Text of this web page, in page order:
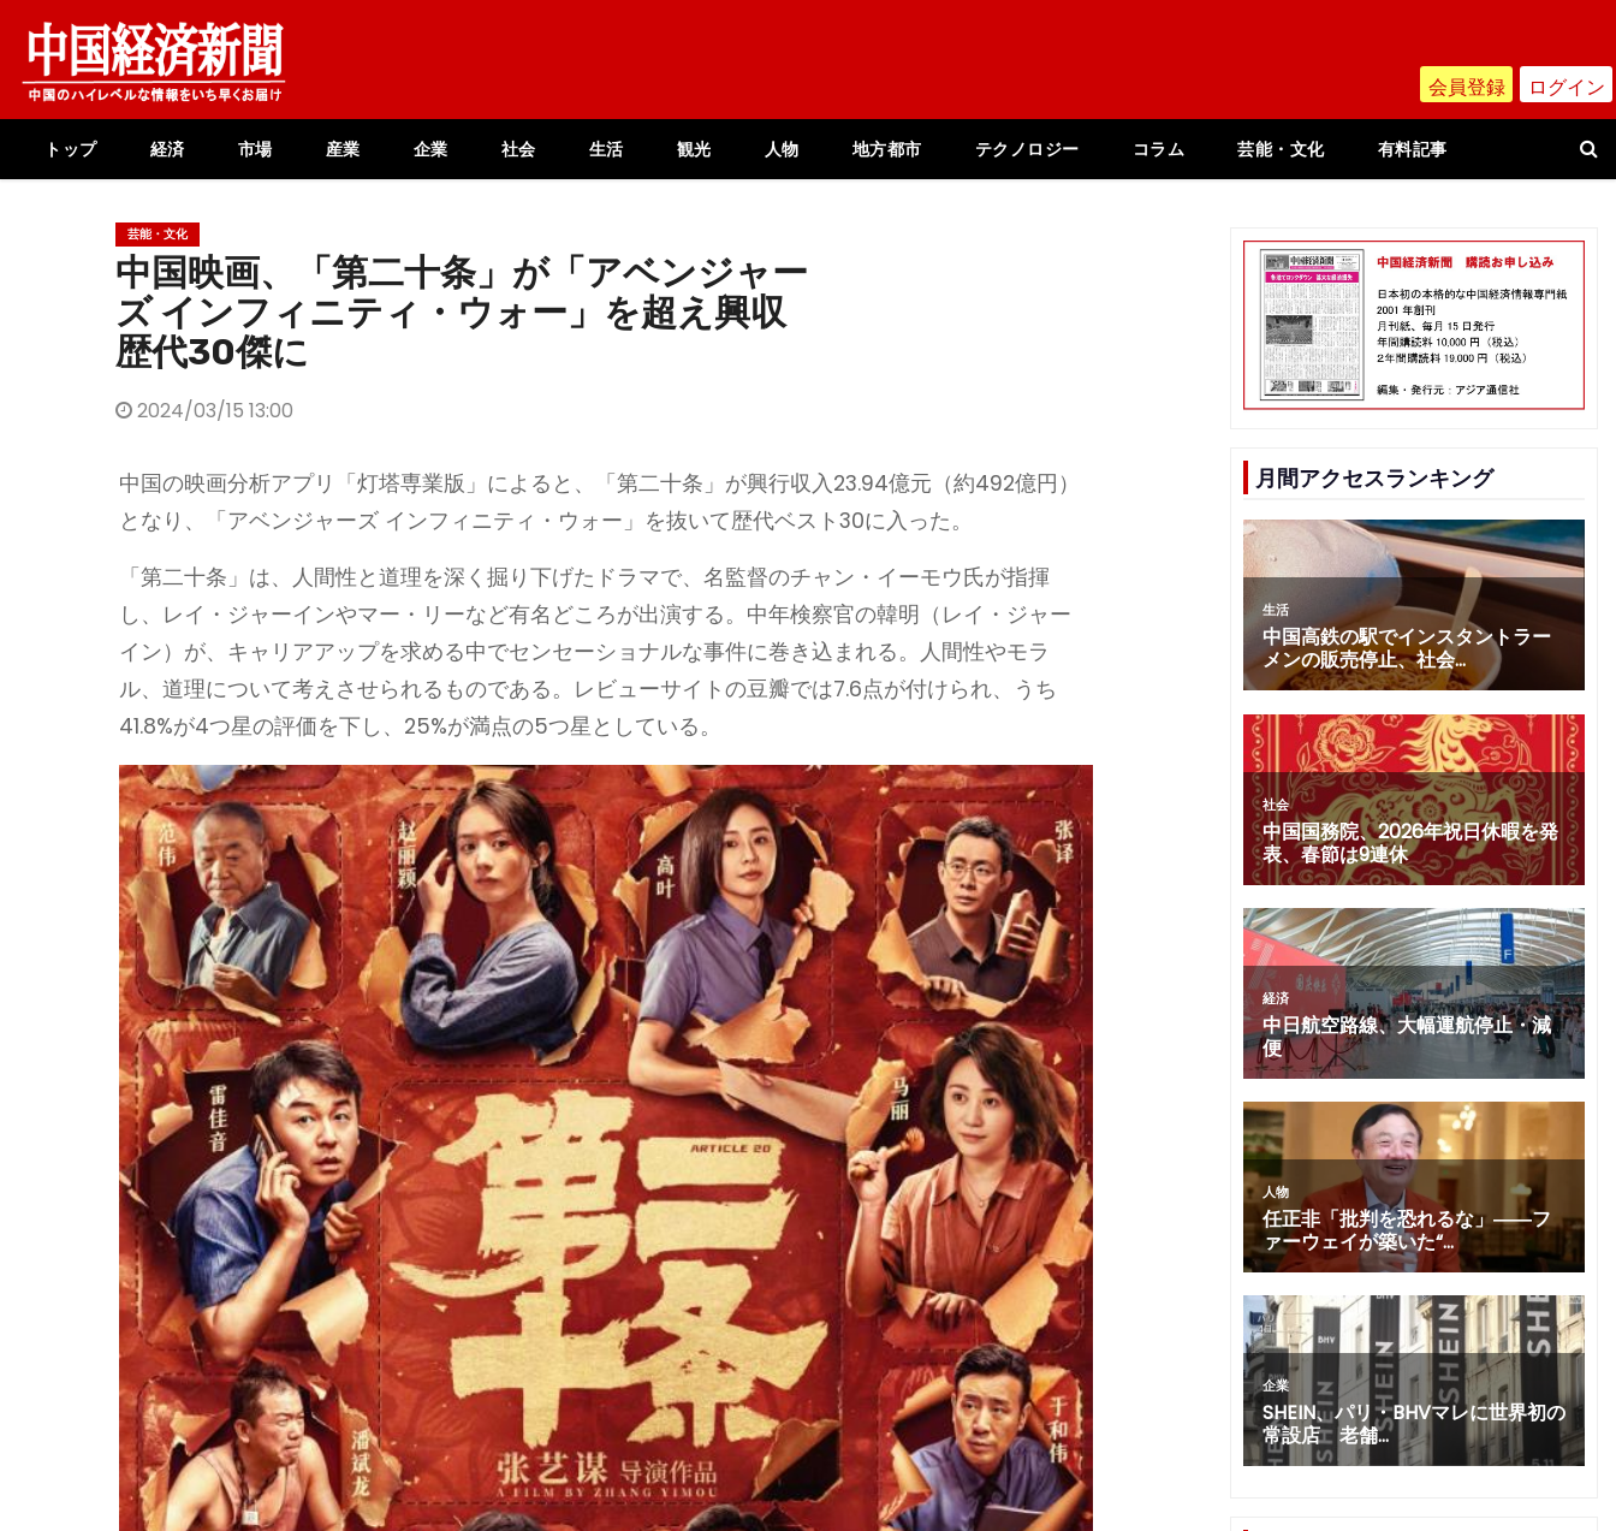
content
会員登録 ログイン
トップ 経済 市場 産業 企業 社会 生活 観光 人物 地方都市 テクノロジー コラム 芸能・文化 有料記事
芸能・文化
中国映画、「第二十条」が「アベンジャー
ズ インフィニティ・ウォー」を超え興収
歴代30傑に
2024/03/15 13:00
中国の映画分析アプリ「灯塔専業版」によると、「第二十条」が興行収入23.94億元（約492億円）
となり、「アベンジャーズ インフィニティ・ウォー」を抜いて歴代ベスト30に入った。
「第二十条」は、人間性と道理を深く掘り下げたドラマで、名監督のチャン・イーモウ氏が指揮
し、レイ・ジャーインやマー・リーなど有名どころが出演する。中年検察官の韓明（レイ・ジャー
イン）が、キャリアアップを求める中でセンセーショナルな事件に巻き込まれる。人間性やモラ
ル、道理について考えさせられるものである。レビューサイトの豆瓣では7.6点が付けられ、うち
41.8%が4つ星の評価を下し、25%が満点の5つ星としている。
月間アクセスランキング